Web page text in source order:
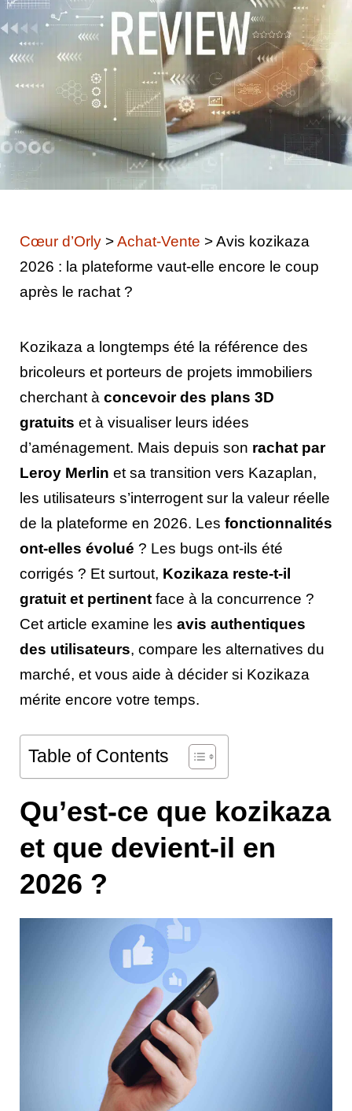
Cœur d’Orly >Achat-Vente >Avis kozikaza
2026 : la plateforme vaut-elle encore le coup
après le rachat ?
Kozikaza a longtemps été la référence des
bricoleurs et porteurs de projets immobiliers
cherchant à concevoir des plans 3D
gratuits et à visualiser leurs idées
d’aménagement. Mais depuis son rachat par
Leroy Merlin et sa transition vers Kazaplan,
les utilisateurs s’interrogent sur la valeur réelle
de la plateforme en 2026. Les fonctionnalités
ont-elles évolué ? Les bugs ont-ils été
corrigés ? Et surtout, Kozikaza reste-t-il
gratuit et pertinent face à la concurrence ?
Cet article examine les avis authentiques
des utilisateurs, compare les alternatives du
marché, et vous aide à décider si Kozikaza
mérite encore votre temps.
Table of Contents
Qu’est-ce que kozikaza
et que devient-il en
2026 ?